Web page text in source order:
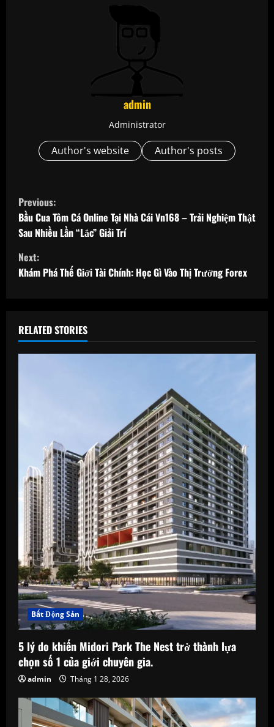
admin
Administrator
Author's website Author's posts
C
o
n
t
n
u
d
i
n
g
Previous:
Bầu Cua Tôm Cá Online Tại Nhà Cái Vn168 – Trải Nghiệm Thật
Sau Nhiều Lần “Lắc” Giải Trí
Next:
Khám Phá Thế Giới Tài Chính: Học Gì Vào Thị Trường Forex
RELATED STORIES
Bất Động Sản
5 lý do khiến Midori Park The Nest trở thành lựa
chọn số 1 của giới chuyên gia.
admin Tháng 1 28, 2026